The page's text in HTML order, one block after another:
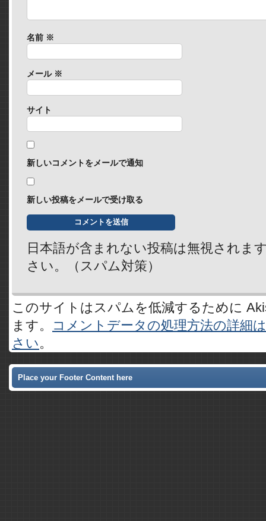
名前 ※
メール ※
サイト
新しいコメントをメールで通知
新しい投稿をメールで受け取る
日本語が含まれない投稿は無視されま
さい。（スパム対策）
このサイトはスパムを低減するために
ます。
コメントデータの処理方法の詳細
さい。
Place your Footer Content here